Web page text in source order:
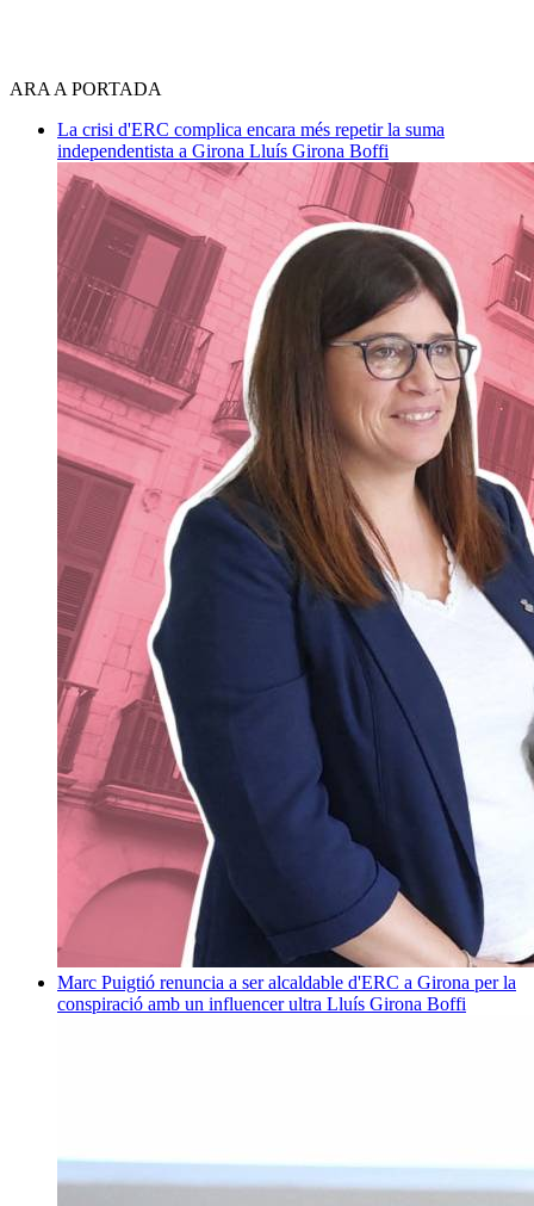
ARA A PORTADA
La crisi d'ERC complica encara més repetir la suma
independentista a Girona Lluís Girona Boffi
Marc Puigtió renuncia a ser alcaldable d'ERC a Girona per la
conspiració amb un influencer ultra Lluís Girona Boffi